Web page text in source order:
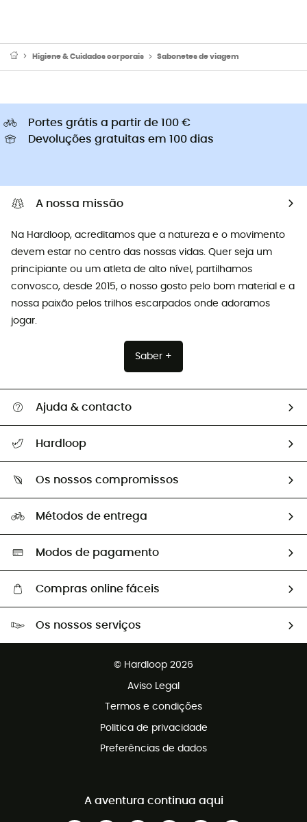
Higiene & Cuidados corporais Sabonetes de viagem
Portes grátis a partir de 100 €
Devoluções gratuitas em 100 dias
A nossa missão
Na Hardloop, acreditamos que a natureza e o movimento
devem estar no centro das nossas vidas. Quer seja um
principiante ou um atleta de alto nível, partilhamos
convosco, desde 2015, o nosso gosto pelo bom material e a
nossa paixão pelos trilhos escarpados onde adoramos
jogar.
Saber +
Ajuda & contacto
Guia de tamanhos
Trocas & Devoluções
Hardloop
Os nossos embaixadores
Os nossos compromissos
Seleção eco-responsável
Métodos de entrega
Modos de pagamento
Compras online fáceis
Os nossos serviços
© Hardloop 2026
Aviso Legal
Termos e condições
Politica de privacidade
Preferências de dados
A aventura continua aqui